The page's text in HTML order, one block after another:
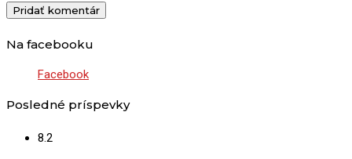
Na facebooku
Facebook
Posledné príspevky
8.2